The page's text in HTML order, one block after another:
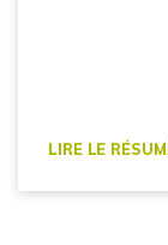
Lire le